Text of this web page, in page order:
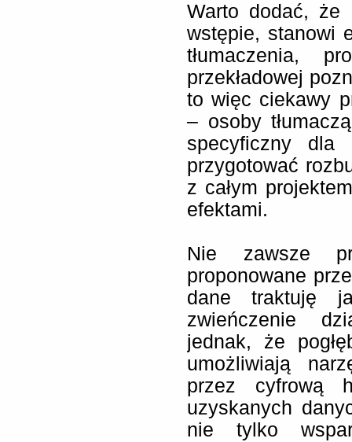
Warto dodać, że
wstępie, stanowi
tłumaczenia,
przekładowej
to więc ciekawy
– osoby
specyficzny dla
przygotować
z całym
efektami.
Nie zawsze
proponowane
dane traktuję
zwieńczenie
jednak, że
umożliwiają
przez cyfrową
uzyskanych
nie tylko